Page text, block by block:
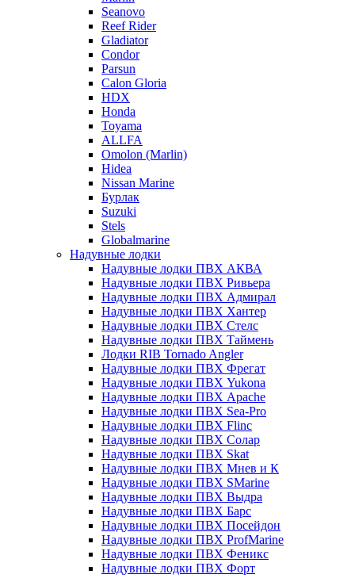
Seanovo
Reef Rider
Gladiator
Condor
Parsun
Calon Gloria
HDX
Honda
Toyama
ALLFA
Omolon (Marlin)
Hidea
Nissan Marine
Бурлак
Suzuki
Stels
Globalmarine
Надувные лодки
Надувные лодки ПВХ АКВА
Надувные лодки ПВХ Ривьера
Надувные лодки ПВХ Адмирал
Надувные лодки ПВХ Хантер
Надувные лодки ПВХ Стелс
Надувные лодки ПВХ Таймень
Лодки RIB Tornado Angler
Надувные лодки ПВХ Фрегат
Надувные лодки ПВХ Yukona
Надувные лодки ПВХ Apache
Надувные лодки ПВХ Sea-Pro
Надувные лодки ПВХ Flinc
Надувные лодки ПВХ Солар
Надувные лодки ПВХ Skat
Надувные лодки ПВХ Мнев и К
Надувные лодки ПВХ SMarine
Надувные лодки ПВХ Выдра
Надувные лодки ПВХ Барс
Надувные лодки ПВХ Посейдон
Надувные лодки ПВХ ProfMarine
Надувные лодки ПВХ Феникс
Надувные лодки ПВХ Форт